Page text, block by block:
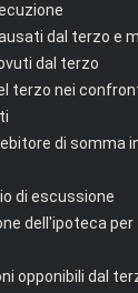
dal terzo e
dal terzo
terzo nei
di somma
di escussione
dell'ipoteca per
opponibili dal